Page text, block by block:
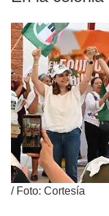
/ Foto: Cortesía